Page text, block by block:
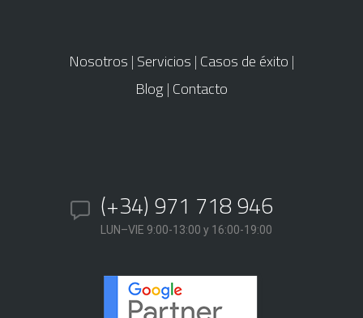
Nosotros|Servicios|Casos de éxito|
Blog|Contacto
(+34) 971 718 946
LUN–VIE 9:00-13:00 y 16:00-19:00